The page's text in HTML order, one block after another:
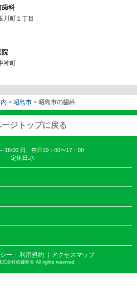
歯科
川町１丁目
院
神町
> 昭島市 > 昭島市の歯科
ージトップに戻る
18:00 日、祭日10：00〜17：00
定休日:水
ー ｜ 利用規約 ｜アクセスマップ
会社佐藤商会 All rights reserved.